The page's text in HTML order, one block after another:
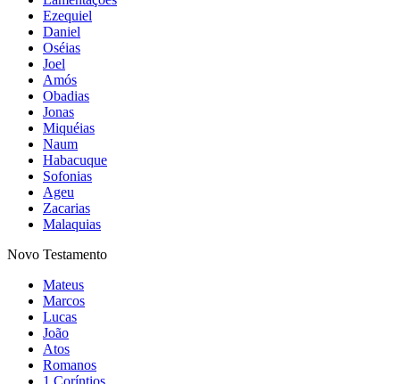
Ezequiel
Daniel
Oséias
Joel
Amós
Obadias
Jonas
Miquéias
Naum
Habacuque
Sofonias
Ageu
Zacarias
Malaquias
Novo Testamento
Mateus
Marcos
Lucas
João
Atos
Romanos
1 Coríntios